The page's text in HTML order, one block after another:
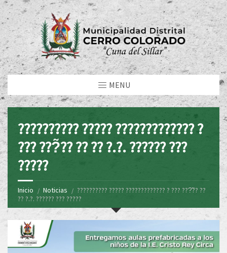
MENU
?????????? ????? ????????????? ?
??? ???̃?? ?? ?? ?.?. ?????? ???
?????
Inicio Noticias
?????????? ????? ????????????? ? ??? ???̃?? ??
?? ?.?. ?????? ??? ?????